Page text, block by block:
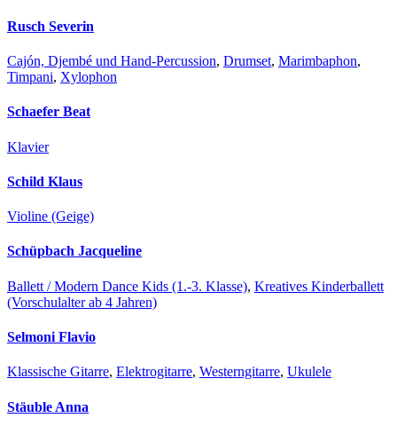
Rusch Severin
Cajón, Djembé und Hand-Percussion, Drumset, Marimbaphon,
Timpani, Xylophon
Schaefer Beat
Klavier
Schild Klaus
Violine (Geige)
Schüpbach Jacqueline
Ballett / Modern Dance Kids (1.-3. Klasse), Kreatives Kinderballett
(Vorschulalter ab 4 Jahren)
Selmoni Flavio
Klassische Gitarre, Elektrogitarre, Westerngitarre, Ukulele
Stäuble Anna